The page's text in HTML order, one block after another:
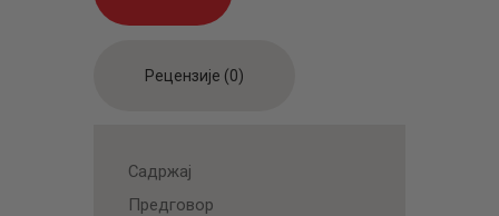
Рецензије (0)
Садржај
Предговор